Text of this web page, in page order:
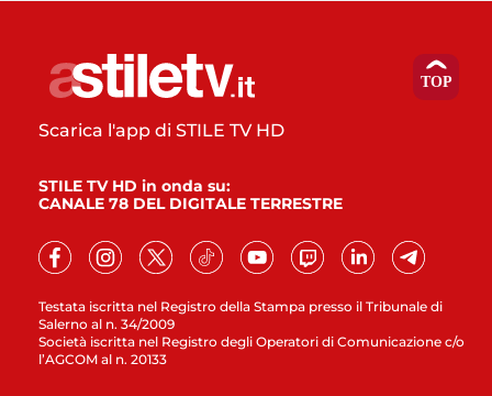
Testata iscritta nel Registro della Stampa presso il Tribunale di
Salerno al n. 34/2009
Società iscritta nel Registro degli Operatori di Comunicazione c/o
l’AGCOM al n. 20133
Scarica l'app di STILE TV HD
STILE TV HD in onda su:
CANALE 78 DEL DIGITALE TERRESTRE